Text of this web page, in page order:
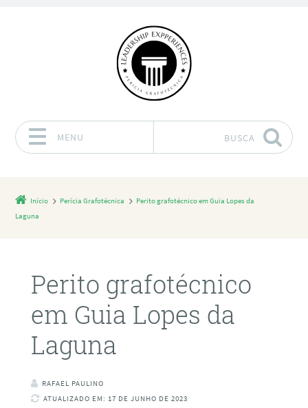
MENU BUSCA
Início Perícia Grafotécnica
Perito grafotécnico em Guia Lopes da
Laguna
Perito grafotécnico
em Guia Lopes da
Laguna
RAFAEL PAULINO
ATUALIZADO EM: 17 DE JUNHO DE 2023